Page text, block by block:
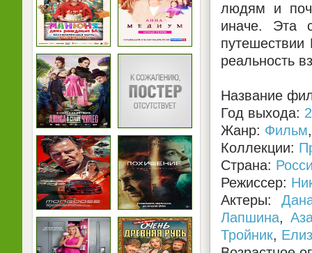
людям и
иначе. Эта
реальность
Название
Год выхода:
Жанр: Фильм
Коллекции:
Страна:
Режиссер:
Актеры:
Лапшина,
Тройник,